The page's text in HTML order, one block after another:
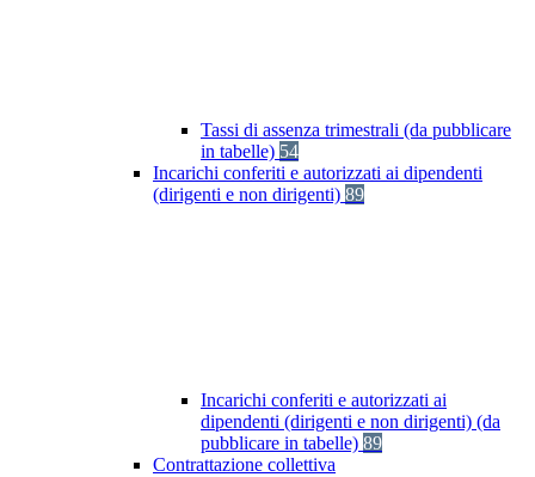
Tassi di assenza trimestrali (da pubblicare
in tabelle) 54
Incarichi conferiti e autorizzati ai dipendenti
(dirigenti e non dirigenti) 89
Incarichi conferiti e autorizzati ai
dipendenti (dirigenti e non dirigenti) (da
pubblicare in tabelle) 89
Contrattazione collettiva